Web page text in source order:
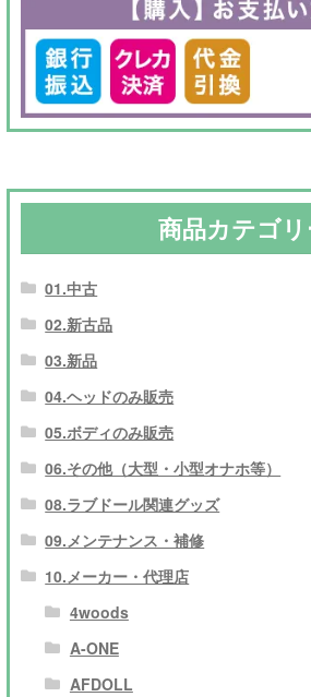
商品カテゴ
01.中古
02.新古品
03.新品
04.ヘッドのみ販売
05.ボディのみ販売
06.その他（大型・小型オナホ等）
08.ラブドール関連グッズ
09.メンテナンス・補修
10.メーカー・代理店
4woods
A-ONE
AFDOLL